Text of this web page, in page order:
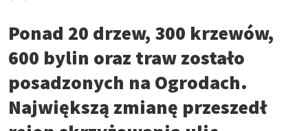
Ponad 20 drzew, 300 krzewów,
600 bylin oraz traw zostało
posadzonych na Ogrodach.
Największą zmianę przeszedł